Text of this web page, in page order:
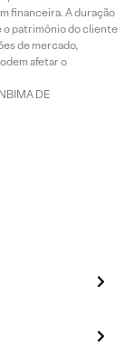
financeira. A duração
o patrimônio do cliente
de mercado,
afetar o
DE